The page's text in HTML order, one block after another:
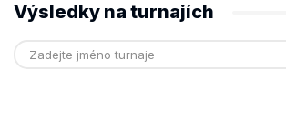
Výsledky na turnajích